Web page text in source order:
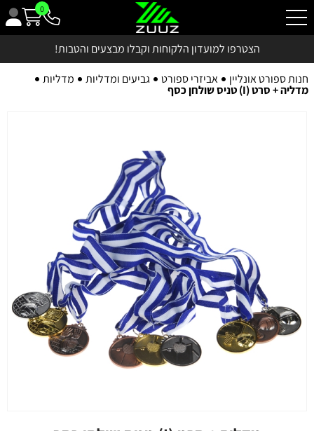
0
הצטרפו למועדון הלקוחות וקבלו מבצעים והטבות!
חנות ספורט אונליין אביזרי ספורט גביעים ומדליות מדליות
מדליה + סרט (I) טניס שולחן כסף